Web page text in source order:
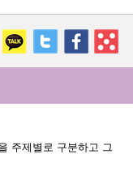
KakaoTalkTwitter
주제별로 구분하고 그